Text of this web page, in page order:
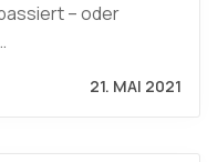
– oder
21. MAI 2021